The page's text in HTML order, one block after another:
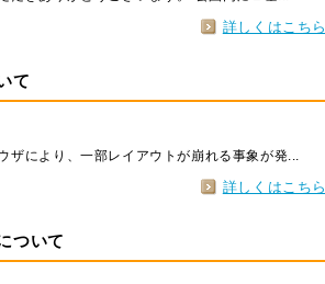
詳しくはこちら
て
ザにより、一部レイアウトが崩れる事象が発...
詳しくはこちら
ついて